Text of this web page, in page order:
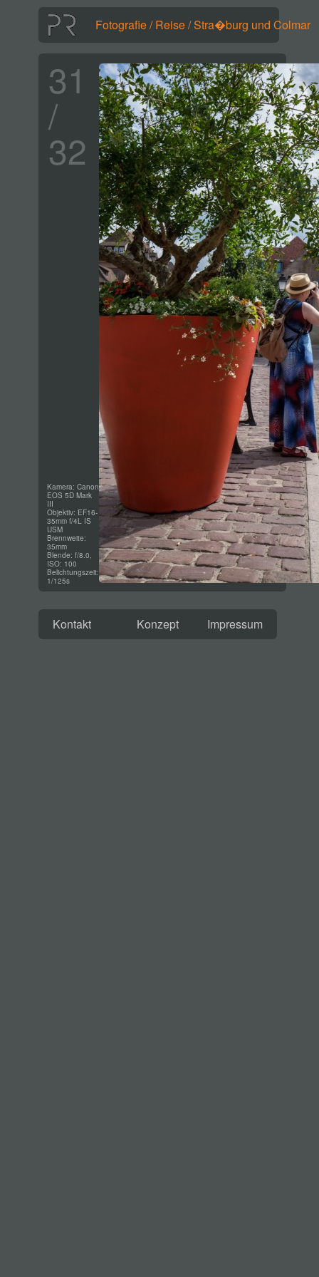
Fotografie/Reise/Stra�burg und Colmar
31
/
32
Kamera: Canon
EOS 5D Mark
III
Objektiv: EF16-
35mm f/4L IS
USM
Brennweite:
35mm
Blende: f/8.0,
ISO: 100
Belichtungszeit:
1/125s
Kontakt Konzept Impressum